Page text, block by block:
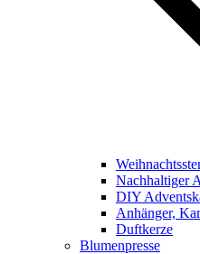
Nachhaltiger
DIY
Anhänger,
Duftkerze
Blumenpresse